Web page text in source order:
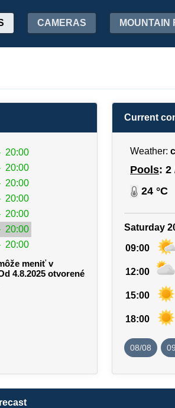
CAMERAS MOUNTAIN
20:00
20:00
20:00
20:00
20:00
20:00
20:00
meniť v
4.8.2025 otvorené
Current
Weather:
Pools: 2
24 °C
Saturday
09:00
12:00
15:00
18:00
08/08